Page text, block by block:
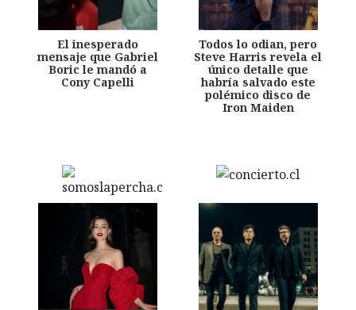
El inesperado
mensaje que Gabriel
Boric le mandó a
Cony Capelli
Todos lo odian, pero
Steve Harris revela el
único detalle que
habría salvado este
polémico disco de
Iron Maiden